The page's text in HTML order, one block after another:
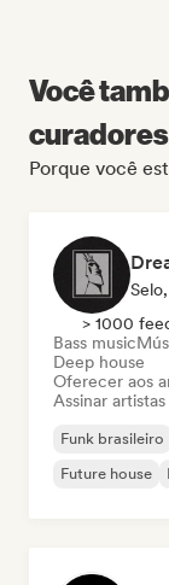
Você
Porque você
> 1000
Bass music
Deep house
Oferecer aos
Assinar
Funk brasileiro
Future house